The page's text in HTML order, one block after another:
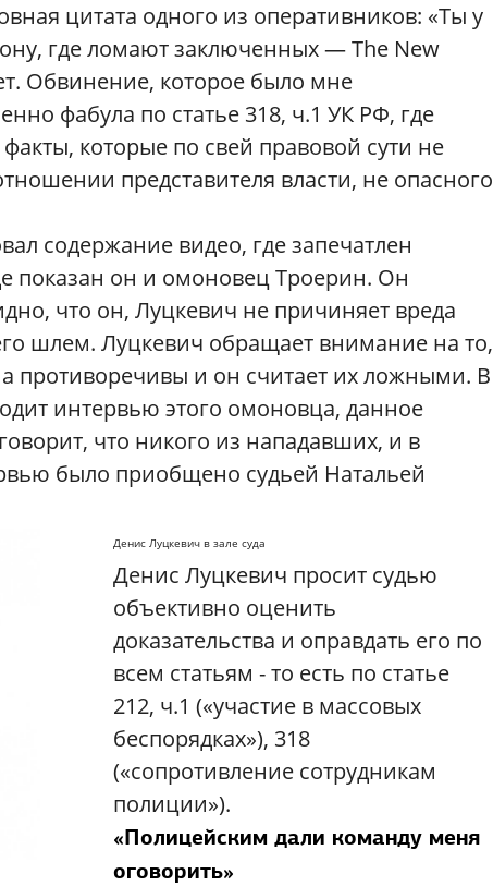
цитата одного из оперативников: «Ты у
где ломают заключенных — The New
Обвинение, которое было мне
фабула по статье 318, ч.1 УК РФ, где
которые по свей правовой сути не
представителя власти, не опасного
содержание видео, где запечатлен
показан он и омоновец Троерин. Он
что он, Луцкевич не причиняет вреда
шлем. Луцкевич обращает внимание на то,
противоречивы и он считает их ложными. В
интервью этого омоновца, данное
что никого из нападавших, и в
было приобщено судьей Натальей
Денис Луцкевич в зале суда
Денис Луцкевич просит судью
объективно оценить
доказательства и оправдать его по
всем статьям - то есть по статье
212, ч.1 («участие в массовых
беспорядках»), 318
(«сопротивление сотрудникам
полиции»).
«Полицейским дали команду меня
оговорить»